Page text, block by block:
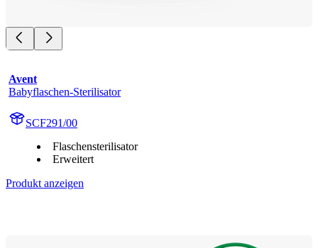
Avent
Babyflaschen-Sterilisator
SCF291/00
Flaschensterilisator
Erweitert
Produkt anzeigen